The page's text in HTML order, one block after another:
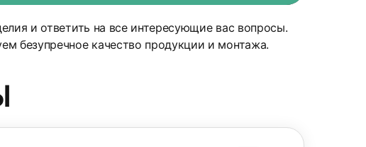
и ответить на все интересующие вас вопросы.
безупречное качество продукции и монтажа.